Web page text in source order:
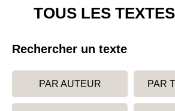
TOUS LES
Rechercher un texte
PAR AUTEUR PAR